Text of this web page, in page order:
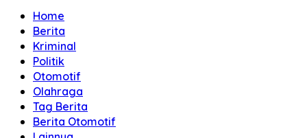
Terpercaya
Home
Berita
Kriminal
Politik
Otomotif
Olahraga
Tag Berita
Berita Otomotif